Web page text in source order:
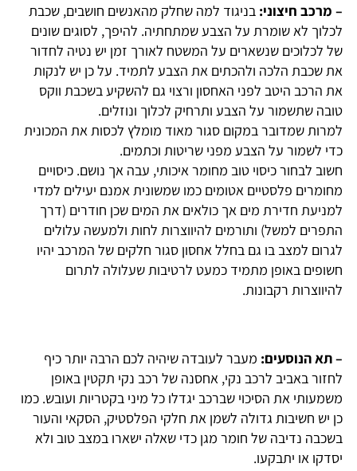
– מרכב חיצוני: בניגוד למה שחלק מהאנשים חושבים, שכבת
לכלוך לא שומרת על הצבע שמתחתיה. להיפך, לסוגים שונים
של לכלוכים שנשארים על המשטח לאורך זמן יש נטיה לחדור
את שכבת הלכה ולהכתים את הצבע לתמיד. על כן יש לנקות
את הרכב היטב לפני האחסון ורצוי גם להשקיע בשכבת ווקס
טובה שתשמור על הצבע ותרחיק לכלוך ונוזלים.
למרות שמדובר במקום סגור מאוד מומלץ לכסות את המכונית
כדי לשמור על הצבע מפני שריטות וכתמים.
חשוב לבחור כיסוי טוב מחומר איכותי, עבה אך נושם. כיסויים
מחומרים פלסטיים אטומים כמו שמשונית אמנם יעילים למדי
למניעת חדירת מים אך כולאים את המים שכן חודרים (דרך
התפרים למשל) ותורמים להיווצרות לחות ולמעשה עלולים
לגרום למצב בו גם בחלל אחסון סגור חלקים של המרכב יהיו
חשופים באופן מתמיד כמעט לרטיבות שעלולה לתרום
להיווצרות רקבונות.
– תא הנוסעים: מעבר לעובדה שיהיה לכם הרבה יותר כיף
לחזור באביב לרכב נקי, אחסנה של רכב נקי תקטין באופן
משמעותי את הסיכוי שברכב יגדלו כל מיני בקטריות ועובש. כמו
כן יש חשיבות גדולה לשמן את חלקי הפלסטיק, הסקאי והעור
בשכבה נדיבה של חומר מגן כדי שאלה ישארו במצב טוב ולא
יסדקו או יתבקעו.